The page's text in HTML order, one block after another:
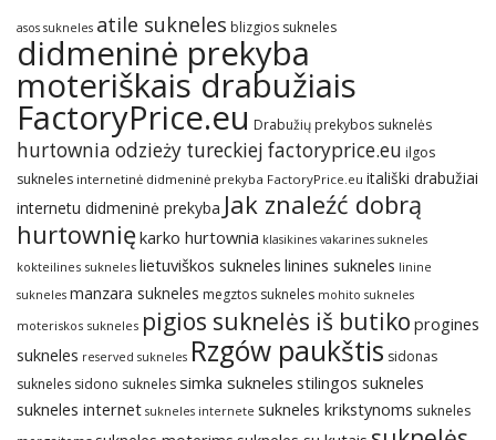
asos sukneles atile sukneles blizgios sukneles
didmeninė prekyba
moteriškais drabužiais
FactoryPrice.eu Drabužių prekybos suknelės
hurtownia odzieży tureckiej factoryprice.eu ilgos
sukneles internetinė didmeninė prekyba FactoryPrice.eu itališki drabužiai
internetu didmeninė prekyba Jak znaleźć dobrą
hurtowniękarko hurtownia klasikines vakarines sukneles
kokteilines sukneles lietuviškos sukneles linines sukneles linine
sukneles manzara sukneles megztos sukneles mohito sukneles
moteriskos sukneles pigios suknelės iš butiko progines
sukneles reserved sukneles Rzgów paukštis sidonas
sukneles sidono suknelessimka sukneles stilingos sukneles
sukneles internet sukneles internete sukneles krikstynoms sukneles